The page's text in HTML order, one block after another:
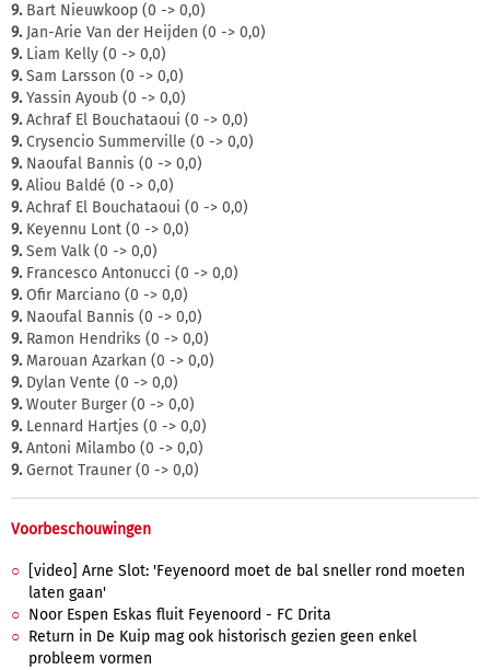
9.Bart Nieuwkoop (0 -> 0,0)
9.Jan-Arie Van der Heijden (0 -> 0,0)
9.Liam Kelly (0 -> 0,0)
9.Sam Larsson (0 -> 0,0)
9.Yassin Ayoub (0 -> 0,0)
9.Achraf El Bouchataoui (0 -> 0,0)
9.Crysencio Summerville (0 -> 0,0)
9.Naoufal Bannis (0 -> 0,0)
9.Aliou Baldé (0 -> 0,0)
9.Achraf El Bouchataoui (0 -> 0,0)
9.Keyennu Lont (0 -> 0,0)
9.Sem Valk (0 -> 0,0)
9.Francesco Antonucci (0 -> 0,0)
9.Ofir Marciano (0 -> 0,0)
9.Naoufal Bannis (0 -> 0,0)
9.Ramon Hendriks (0 -> 0,0)
9.Marouan Azarkan (0 -> 0,0)
9.Dylan Vente (0 -> 0,0)
9.Wouter Burger (0 -> 0,0)
9.Lennard Hartjes (0 -> 0,0)
9.Antoni Milambo (0 -> 0,0)
9.Gernot Trauner (0 -> 0,0)
Voorbeschouwingen
[video] Arne Slot: 'Feyenoord moet de bal sneller rond moeten
laten gaan'
Noor Espen Eskas fluit Feyenoord - FC Drita
Return in De Kuip mag ook historisch gezien geen enkel
probleem vormen